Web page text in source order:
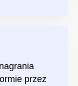
przez